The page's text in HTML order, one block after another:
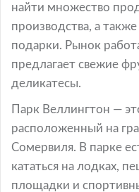
найти множество
производства, а
подарки. Рынок
предлагает свежие
деликатесы.
Парк Веллингтон —
расположенный на
Сомервиля. В парке
кататься на лодках,
площадки и